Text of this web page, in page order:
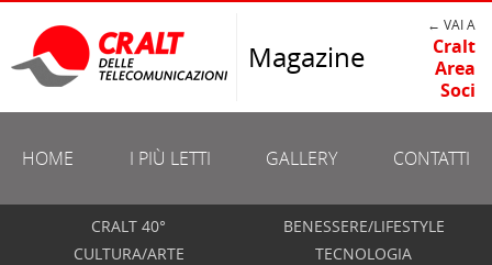
Magazine
← VAI A
Cralt
Area
Soci
HOME I PIÙ LETTI GALLERY CONTATTI
CRALT 40°
CULTURA/ARTE
BENESSERE/LIFESTYLE
TECNOLOGIA